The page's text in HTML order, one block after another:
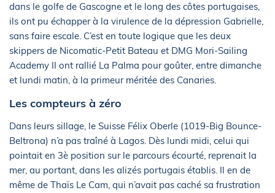
dans le golfe de Gascogne et le long des côtes portugaises,
ils ont pu échapper à la virulence de la dépression Gabrielle,
sans faire escale. C’est en toute logique que les deux
skippers de Nicomatic-Petit Bateau et DMG Mori-Sailing
Academy II ont rallié La Palma pour goûter, entre dimanche
et lundi matin, à la primeur méritée des Canaries.
Les compteurs à zéro
Dans leurs sillage, le Suisse Félix Oberle (1019-Big Bounce-
Beltrona) n’a pas traîné à Lagos. Dès lundi midi, celui qui
pointait en 3è position sur le parcours écourté, reprenait la
mer, au portant, dans les alizés portugais établis. Il en de
même de Thaïs Le Cam, qui n’avait pas caché sa frustration